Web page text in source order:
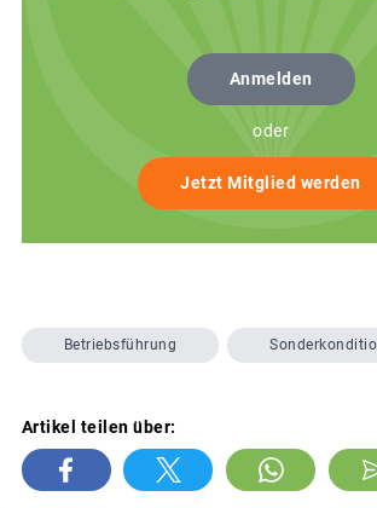
Anmelden
oder
Jetzt Mitglied werden
Betriebsführung
Artikel teilen über: